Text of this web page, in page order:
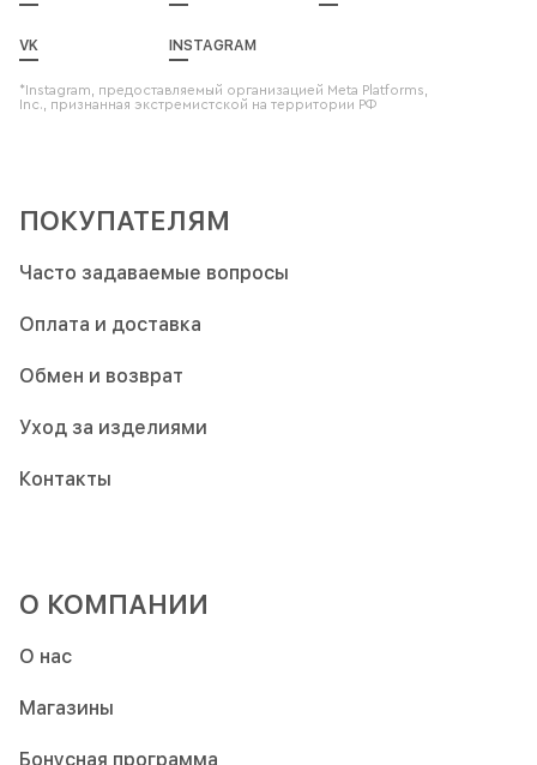
VK INSTAGRAM
*Instagram, предоставляемый организацией Meta Platforms,
Inc., признанная экстремистской на территории РФ
ПОКУПАТЕЛЯМ
Часто задаваемые вопросы
Оплата и доставка
Обмен и возврат
Уход за изделиями
Контакты
О КОМПАНИИ
О нас
Магазины
Бонусная программа